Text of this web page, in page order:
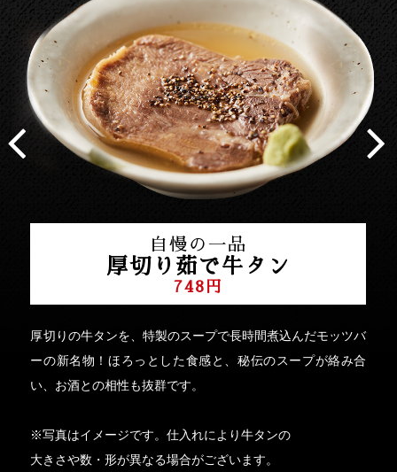
自慢の一品
厚切り茹で牛タン
748円
厚切りの牛タンを、特製のスープで長時間煮込んだモッツバ
ーの新名物！ほろっとした食感と、秘伝のスープが絡み合
い、お酒との相性も抜群です。
※写真はイメージです。仕入れにより牛タンの
大きさや数・形が異なる場合がございます。